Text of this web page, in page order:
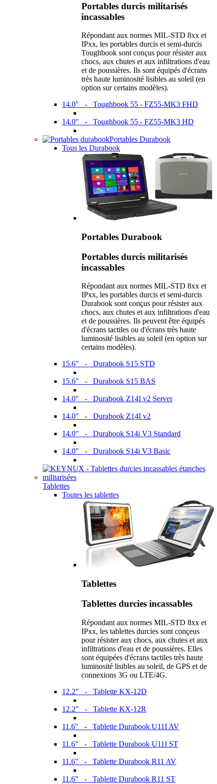
Portables durcis militarisés
incassables
Répondant aux normes MIL-STD 8xx et
IPxx, les portables durcis et semi-durcis
Toughbook sont conçus pour résister aux
chocs, aux chutes et aux infiltrations d'eau
et de poussières. Ils sont équipés d'écrans
très haute luminosité lisibles au soleil (en
option sur certains modèles).
14.0" - Toughbook 55 - FZ55-MK3 FHD
14.0" - Toughbook 55 - FZ55-MK3 HD
Portables Durabook
Tous les Durabook
Portables Durabook
Portables durcis militarisés
incassables
Répondant aux normes MIL-STD 8xx et
IPxx, les portables durcis et semi-durcis
Durabook sont conçus pour résister aux
chocs, aux chutes et aux infiltrations d'eau
et de poussières. Ils peuvent être équipés
d'écrans tactiles ou d'écrans très haute
luminosité lisibles au soleil (en option sur
certains modèles).
15.6" - Durabook S15 STD
15.6" - Durabook S15 BAS
14.0" - Durabook Z14I v2 Server
14.0" - Durabook Z14I v2
14.0" - Durabook S14i V3 Standard
14.0" - Durabook S14i V3 Basic
Tablettes
Toutes les tablettes
Tablettes
Tablettes durcies incassables
Répondant aux normes MIL-STD 8xx et
IPxx, les tablettes durcies sont conçeus
pour résister aux chocs, aux chutes et aux
infiltrations d'eau et de poussières. Elles
sont équipées d'écrans tactiles très haute
luminosité lisibles au soleil, de GPS et de
connexions 3G ou LTE/4G.
12.2" - Tablette KX-12D
12.2" - Tablette KX-12R
11.6" - Tablette Durabook U11I AV
11.6" - Tablette Durabook U11I ST
11.6" - Tablette Durabook R11 AV
11.6" - Tablette Durabook R11 ST